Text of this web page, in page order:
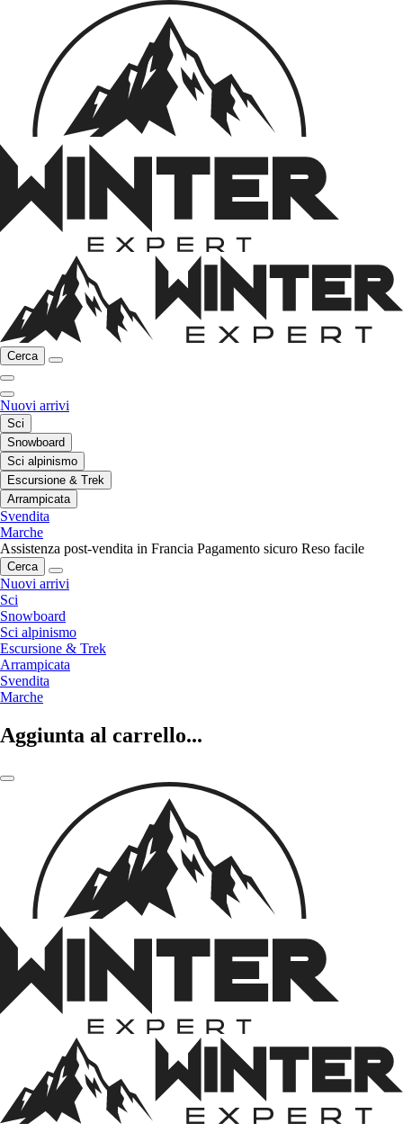
Cerca
Nuovi arrivi
Sci
Snowboard
Sci alpinismo
Escursione & Trek
Arrampicata
Svendita
Marche
Assistenza post-vendita in Francia Pagamento sicuro Reso facile
Cerca
Nuovi arrivi
Sci
Snowboard
Sci alpinismo
Escursione & Trek
Arrampicata
Svendita
Marche
Aggiunta al carrello...